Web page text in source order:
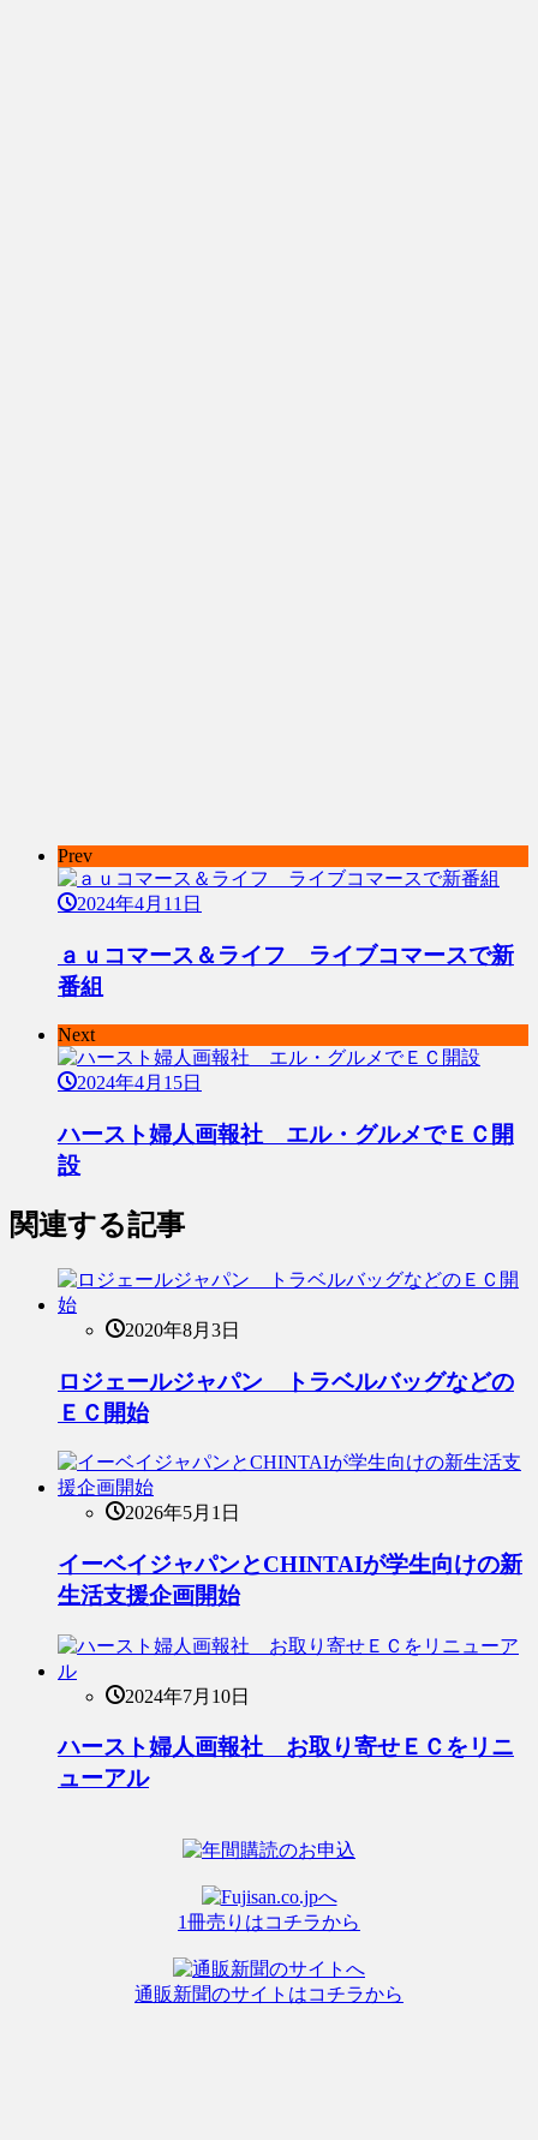
Prev
2024年4月11日
ａｕコマース＆ライフ ライブコマースで新
番組
Next
2024年4月15日
ハースト婦人画報社 エル・グルメでＥＣ開
設
関連する記事
2020年8月3日
ロジェールジャパン トラベルバッグなどの
ＥＣ開始
2026年5月1日
イーベイジャパンとCHINTAIが学生向けの新
生活支援企画開始
2024年7月10日
ハースト婦人画報社 お取り寄せＥＣをリニ
ューアル
1冊売りはコチラから
通販新聞のサイトはコチラから